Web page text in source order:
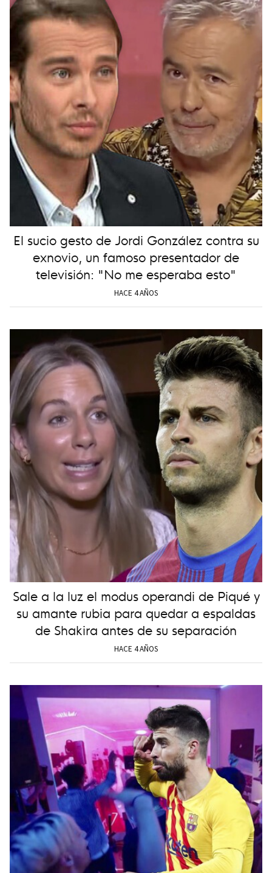
El sucio gesto de Jordi González contra su
exnovio, un famoso presentador de
televisión: "No me esperaba esto"
HACE 4 AÑOS
Sale a la luz el modus operandi de Piqué y
su amante rubia para quedar a espaldas
de Shakira antes de su separación
HACE 4 AÑOS